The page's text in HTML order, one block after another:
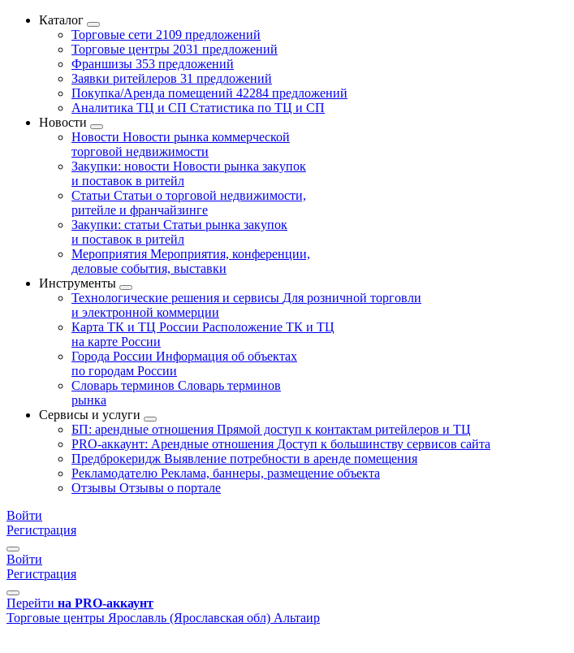
Каталог
Торговые сети 2109 предложений
Торговые центры 2031 предложений
Франшизы 353 предложений
Заявки ритейлеров 31 предложений
Покупка/Аренда помещений 42284 предложений
Аналитика ТЦ и СП Статистика по ТЦ и СП
Новости
Новости Новости рынка коммерческой
торговой недвижимости
Закупки: новости Новости рынка закупок
и поставок в ритейл
Статьи Статьи о торговой недвижимости,
ритейле и франчайзинге
Закупки: статьи Статьи рынка закупок
и поставок в ритейл
Мероприятия Мероприятия, конференции,
деловые события, выставки
Инструменты
Технологические решения и сервисы Для розничной торговли
и электронной коммерции
Карта ТК и ТЦ России Расположение ТК и ТЦ
на карте России
Города России Информация об объектах
по городам России
Словарь терминов Словарь терминов
рынка
Сервисы и услуги
БП: арендные отношения Прямой доступ к контактам ритейлеров и ТЦ
PRO-аккаунт: Арендные отношения Доступ к большинству сервисов сайта
Предброкеридж Выявление потребности в аренде помещения
Рекламодателю Реклама, баннеры, размещение объекта
Отзывы Отзывы о портале
Войти
Регистрация
Войти
Регистрация
Перейти на PRO-аккаунт
Торговые центры Ярославль (Ярославская обл) Альтаир